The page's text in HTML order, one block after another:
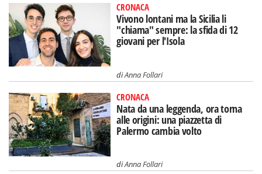
CRONACA
Vivono lontani ma la Sicilia li
"chiama" sempre: la sfida di 12
giovani per l'Isola
diAnna Follari
CRONACA
Nata da una leggenda, ora torna
alle origini: una piazzetta di
Palermo cambia volto
diAnna Follari